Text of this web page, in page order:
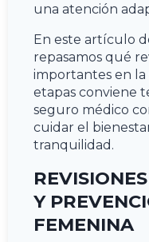
una atención
En este artículo
repasamos qué
importantes en
etapas conviene
seguro médico
cuidar el
tranquilidad.
Y
FEMENINA